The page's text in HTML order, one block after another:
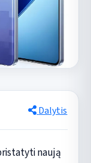
Dalytis
naują